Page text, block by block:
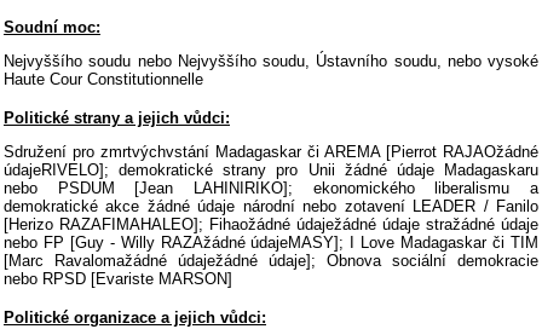
Soudní moc:
Nejvyššího soudu nebo Nejvyššího soudu, Ústavního soudu, nebo vysoké
Haute Cour Constitutionnelle
Politické strany a jejich vůdci:
Sdružení pro zmrtvýchvstání Madagaskar či AREMA [Pierrot RAJAOžádné
údajeRIVELO]; demokratické strany pro Unii žádné údaje Madagaskaru
nebo PSDUM [Jean LAHINIRIKO]; ekonomického liberalismu a
demokratické akce žádné údaje národní nebo zotavení LEADER / Fanilo
[Herizo RAZAFIMAHALEO]; Fihaožádné údaježádné údaje stražádné údaje
nebo FP [Guy - Willy RAZAžádné údajeMASY]; I Love Madagaskar či TIM
[Marc Ravalomažádné údaježádné údaje]; Obnova sociální demokracie
nebo RPSD [Evariste MARSON]
Politické organizace a jejich vůdci: